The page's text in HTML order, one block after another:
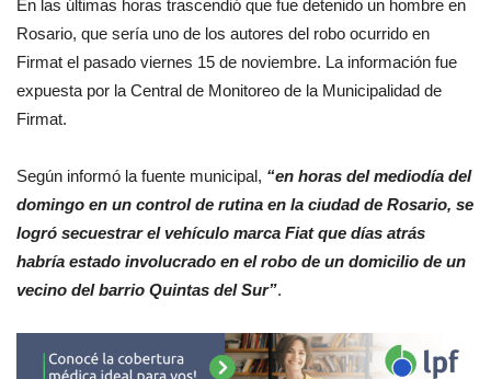
En las últimas horas trascendió que fue detenido un hombre en
Rosario, que sería uno de los autores del robo ocurrido en
Firmat el pasado viernes 15 de noviembre. La información fue
expuesta por la Central de Monitoreo de la Municipalidad de
Firmat.
Según informó la fuente municipal, “en horas del mediodía del
domingo en un control de rutina en la ciudad de Rosario, se
logró secuestrar el vehículo marca Fiat que días atrás
habría estado involucrado en el robo de un domicilio de un
vecino del barrio Quintas del Sur”.